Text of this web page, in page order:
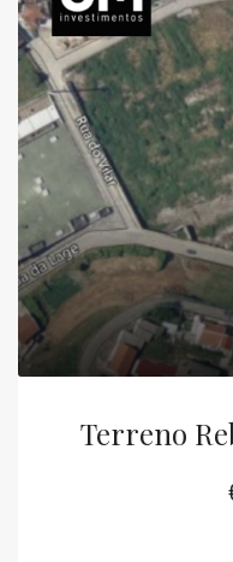
Terreno